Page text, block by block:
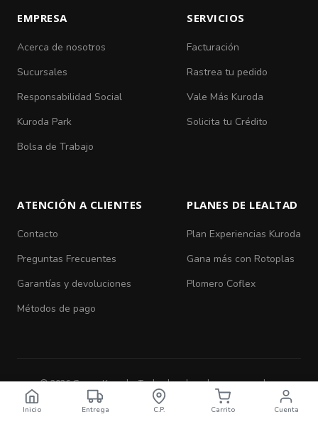
EMPRESA
Acerca de nosotros
Sucursales
Responsabilidad Social
Kuroda Park
Bolsa de Trabajo
SERVICIOS
Facturación
Rastrea tu pedido
Vale Más Kuroda
Solicita tu Crédito
ATENCIÓN A CLIENTES
Contacto
Preguntas Frecuentes
Garantías y devoluciones
Métodos de pago
PLANES DE LEALTAD
Plan Experiencias Kuroda
Gana más con Rotoplas
Plomero Coflex
© 2026 Grupo Kuroda. Todos los derechos reservados.
Aviso de Privacidad
Términos y Condiciones
Inicio Entrega C.P. Carrito Cuenta